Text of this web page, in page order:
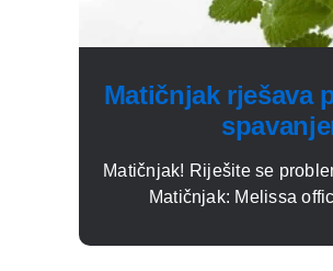
Matičnjak rješava
Matičnjak! Riješite se
Matičnjak: Melissa